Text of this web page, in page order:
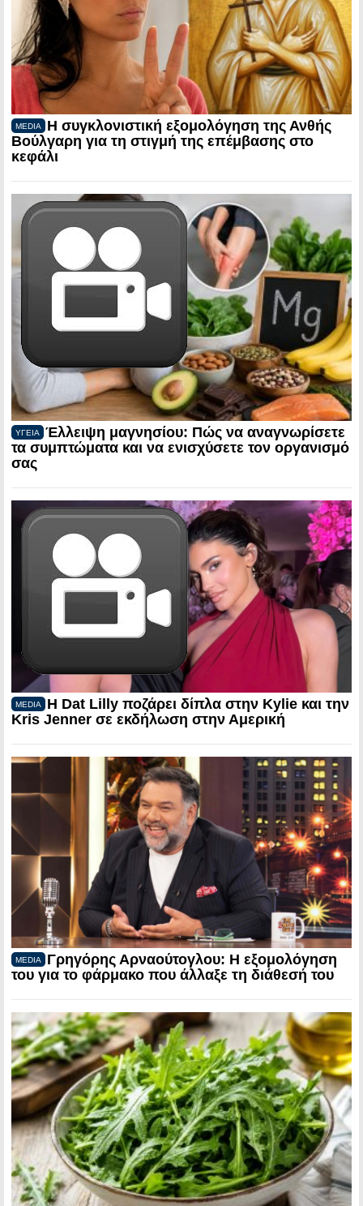
MEDIA
Η συγκλονιστική εξομολόγηση της Ανθής
Βούλγαρη για τη στιγμή της επέμβασης στο
κεφάλι
ΥΓΕΙΑ
Έλλειψη μαγνησίου: Πώς να αναγνωρίσετε
τα συμπτώματα και να ενισχύσετε τον οργανισμό
σας
MEDIA
Η Dat Lilly ποζάρει δίπλα στην Kylie και την
Kris Jenner σε εκδήλωση στην Αμερική
MEDIA
Γρηγόρης Αρναούτογλου: Η εξομολόγηση
του για το φάρμακο που άλλαξε τη διάθεσή του